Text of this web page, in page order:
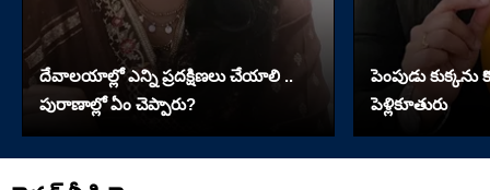
దేవాలయాల్లో ఎన్ని ప్రదక్షిణలు చేయాలి ..
పురాణాల్లో ఏం చెప్పారు?
పెంపుడు
పెళ్లికూతురు